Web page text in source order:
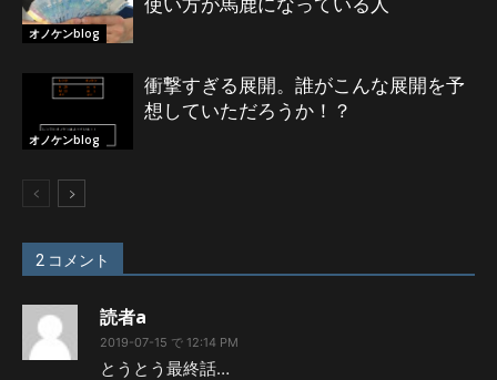
オノケンblog
オノケンblog
衝撃すぎる展開。誰がこんな展開を予
想していただろうか！？
2 コメント
読者a
2019-07-15 で 12:14 PM
とうとう最終話…